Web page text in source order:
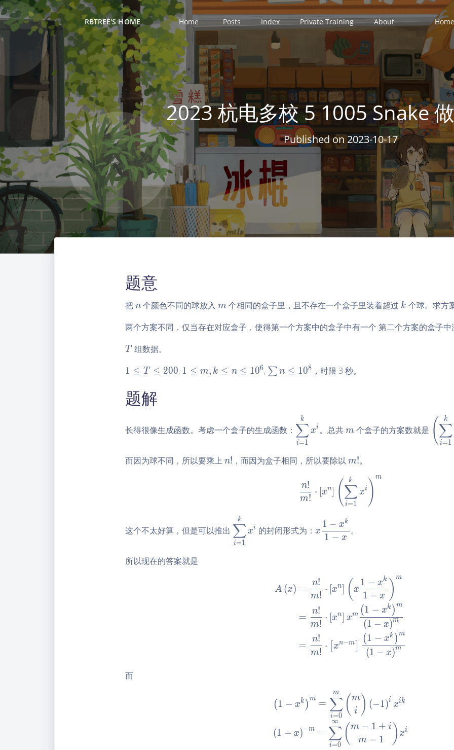
RBTREE'S HOME Home Posts Index Private Training About
2023 杭电多校 5 1005 Snake
Published on2023-10-17
题意
把n
n 个颜色不同的球放入 m
m 个相同的盒子里，且不存在一个盒子里装着超过 k
k 个球。求方
两个方案不同，仅当存在对应盒子，使得第一个方案中的盒子中有一个 第二个方案的盒子中
T
T 组数据。
1
e
q
\l
2
1 ≤ T ≤ 200, 1
\l
\l
1 ≤ m, k ≤ n ≤ 106, \s
e
0
∑ n ≤ 108 ，时限 3 秒。
题解
长得很像生成函数。考虑一个盒子的生成函数：
\d
is
pl
ay
st
\s
m
\li
=
^k
i=1
∑
k
xi 。总共m 个盒子的方案数就是
\le
ft
(\d
( i=1
∑
k
而因为球不同，所以要乘上 n!
n! ，而因为盒子相同，所以要除以 m!
m!。
\frac{n!}{m!} \cdot
m!
n!
⋅ [xn ( i=1
∑
k
xi )
m
这个不太好算，但是可以推出
\d
is
pl
i=1
∑
k
xi 的封闭形式为：\d
- x
^
{1
-
x}
x
1 − x
1 − xk
。
所以现在的答案就是
\begin{aligned}
A (x) =
m!
n!
⋅ [xn] ( x
1 − x
1 − xk )
m
=
m!
n!
⋅ [xn] xm
(1 − x)m
(1 − xk ) m
=
m!
n!
⋅ [xn−m
(1 − x)m
(1 − xk ) m
而
\left(1 - x^k\right)^m =
(1 − xk )
m =
i=0
∑
m ( i
m ) (−1)i xik
(1 − x)−m =
i=0
∑
∞
( m − 1
m − 1 + i ) xi